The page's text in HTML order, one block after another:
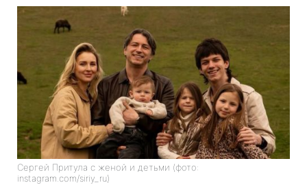
Сергей Притула с женой и детьми (фото:
instagram.com/siriy_ru)